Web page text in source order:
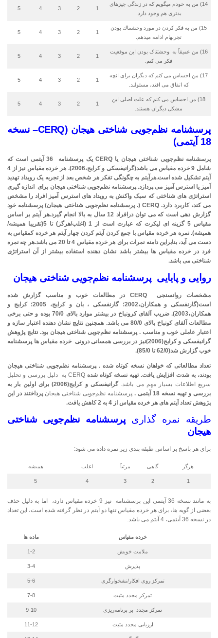
14) من به خودم می­گویم كه در زندگی چیزهای
بدتری هم وجود دارد.
1
2
3
4
5
15) من به فكر كردن در مورد وحشتناك بودن
تجربه­ام ادامه می­دهم.
1
2
3
4
5
16) من عمیقاً به وحشتناک بودن این موقعیت
فکر می کنم.
1
2
3
4
5
17) من احساس می کنم که دیگران برای انچه
که اتفاق می افتد، مسئولند.
1
2
3
4
5
18) من احساس می کنم که علت اصلی این
مشکل دیگران هستند.
1
2
3
4
5
پرسشنامه­ نظم‌جویی شناختی هیجان (
CERQ– نسخه
18 آیتمی
)
پرسشنامه­ نظم‌جویی شناختی هیجان یاCERQ
یک پرسشنامه 36 آیتمی است که
شامل 9 خرده مقیاس
می باشد
(گرانیفسکی و کرایج،2006). هر خرده مقیاس نیز از 4
آیتم تشکیل شده است.هرآیتم به چگونگی تفکر هر شخص بعد از تجربه یک رویداد تهدید
آمیز یا استرس آمیز می پردازد. پرسشنامه نظم‌جویی شناختی هیجان برای اندازه گیری
استراتژی های شناختی که سبک واکنش به رویداد های استرس آمیز افراد را مشخص
می کند، کاربرد دارد. CERQ
(. پرسشنامه نظم‌جویی شناختی هیجان) پرسشنامه خود
گزارش دهی است که می توان درافراد 12 سال به بالا انجام گیرد.هر آیتم بر اساس
مقیاس 5 گزینه ای لیکرت که عبارت است از 1 (اغلب/هرگز) تا 5(تقریبا همیشه/
همیشه). نمره هر خرده مقیاس با جمع کردن آیتم کردن چهار آیتم هر خرده کمقیاس به
دست می آید، بنابراین دامنه نمرات برای هر خرده مقیاس 4 تا 20 می باشد.هر چه نمره
فرد در خرده مقیاس ها بیشتر باشد نشان دهنده استفاده بیشتر از آن استراتژی
شناختی می باشد.
روایی و پایایی پرسشنامه نظم‌جویی شناختی هیجان
مشخصات روانسنجیCERQ در مطالعات خوب و مناسب گزارش شده
است(گارنفسکی و همکاران،2002؛ گارنفسکی ، بان و کرایج، 2005؛ کرایج و
همکاران،2003). ضریب آلفای کرونباخ در بیشتر موارد بالای 70/0 بوده و حتی برخی
مطالعات آلفای کونباخ بالای 80/0 می باشد. همچنین نتایج نشان دهنده اعتبار سازه و
اعتبار عاملی خوب و مناسب . پرسشنامه نظم‌جویی شناختی هیجان بود. نتایج پژوهش
گرانیفسکی و کرایج(2006)نیز در بررسی همسانی درونی خرده مقیاس ها پرسشنامه
خوب گزارش شد(62/0 تا 85/0).
تعداد مطالعاتی که خواهان نسخه کوتاه شده . پرسشنامه نظم‌جویی شناختی هیجان
بودند، به شدت افزایش یافت. تهیه نسخه کوتاه شده
CERQ به دلیل بررسی و تحلیل
سریع اطلاعات بسیار مهم می باشد.
گرانیفسکی و کرایج(2006) برای اولین بار به
بررسی و تهیه نسخه 18 آیتمی .
پرسشنامه­ نظم‌جویی شناختی هیجان پرداختند در این
پژوهش تعداد آیتم های هر خرده مقیاس از 4 به 2 کاهش یافت.
طریقه نمره گذاری پرسشنامه نظم‌جویی شناختی
هیجان
برای هر پاسخ بر اساس طبقه بندی زیر نمره داده می شود:
هرگز گاهی مرتباً اغلب همیشه
1
2
3
4
5
به مانند نسخه 36 آیتمی این پرسشنامه نیز 9 خرده مقیاس دارد، اما به دلیل حذف
بعضی از گویه ها، برای هر خرده مقیاس تنها دو آیتم در نظر گرفته شده است، این تعداد
در نسخه 36 آیتمی، 4 آیتم می باشد.
خرده مقیاس­ ماده ها
ملامت خویش 1-2
پذیرش 3-4
تمرکز روی افکار/نشخوارگری 5-6
تمرکز مجدد مثبت 7-8
تمرکز مجدد بر برنامه‌ریزی 9-10
ارزیابی مجدد مثبت 11-12